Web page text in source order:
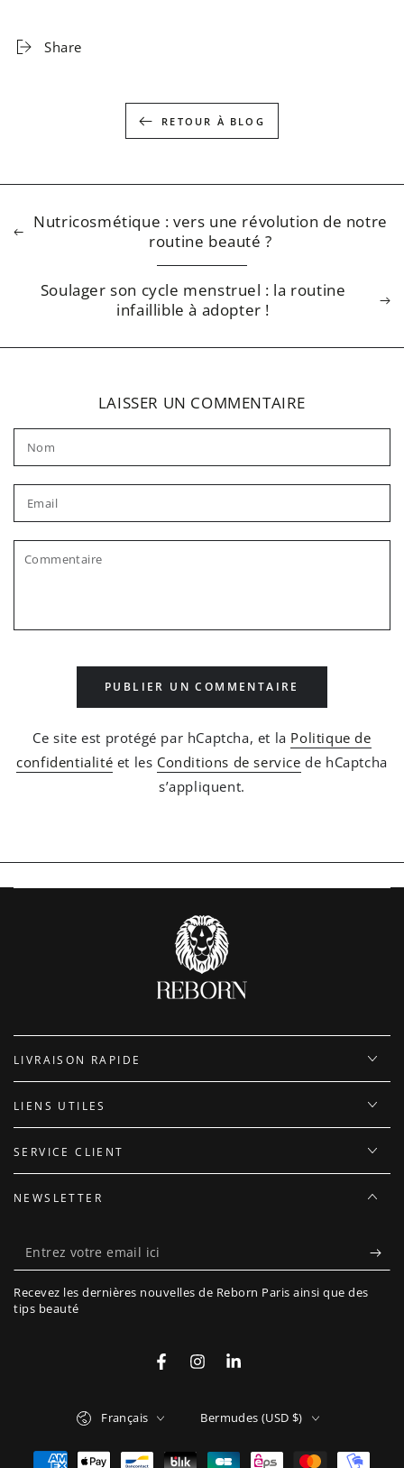
Share
RETOUR À BLOG
Nutricosmétique : vers une révolution de notre
routine beauté ?
Soulager son cycle menstruel : la routine
infaillible à adopter !
LAISSER UN COMMENTAIRE
Nom
Email
Commentaire
PUBLIER UN COMMENTAIRE
Ce site est protégé par hCaptcha, et la Politique de
confidentialité et les Conditions de service de hCaptcha
s’appliquent.
LIVRAISON RAPIDE
LIENS UTILES
SERVICE CLIENT
NEWSLETTER
Entrez
votre
email
Recevez les dernières nouvelles de Reborn Paris ainsi que des
tips beauté
FacebookInstagramLinkedIn
Langue
Français Bermudes (USD $)
Modes